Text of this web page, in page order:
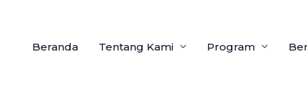
Beranda Tentang Kami Program